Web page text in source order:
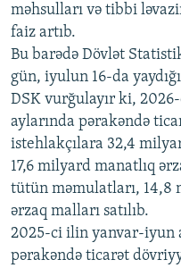
Auto 240p
720p
məhsulları və tibbi
faiz artıb.
Bu barədə Dövlət
gün, iyulun 16-da
DSK vurğulayır ki,
aylarında pərakəndə
istehlakçılara 32,4
17,6 milyard manatlıq
tütün məmulatları, 14,8
ərzaq malları satılıb.
2025-ci ilin yanvar-iyun
pərakəndə ticarət